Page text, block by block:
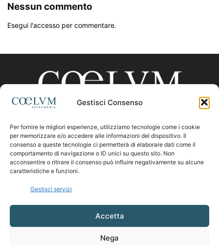
Gestisci Consenso
Per fornire le migliori esperienze, utilizziamo tecnologie come i cookie
per memorizzare e/o accedere alle informazioni del dispositivo. Il
consenso a queste tecnologie ci permetterà di elaborare dati come il
comportamento di navigazione o ID unici su questo sito. Non
acconsentire o ritirare il consenso può influire negativamente su alcune
caratteristiche e funzioni.
Gestisci servizi
Accetta
Nega
Nessun commento
Esegui l'accesso per commentare.
CHI SIAMO
Contattaci:coelumastro@coelum.com